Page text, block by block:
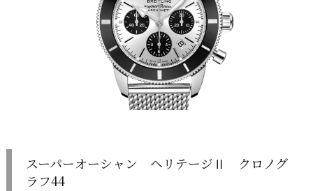
スーパーオーシャン ヘリテージⅡ クロノグ
ラフ44